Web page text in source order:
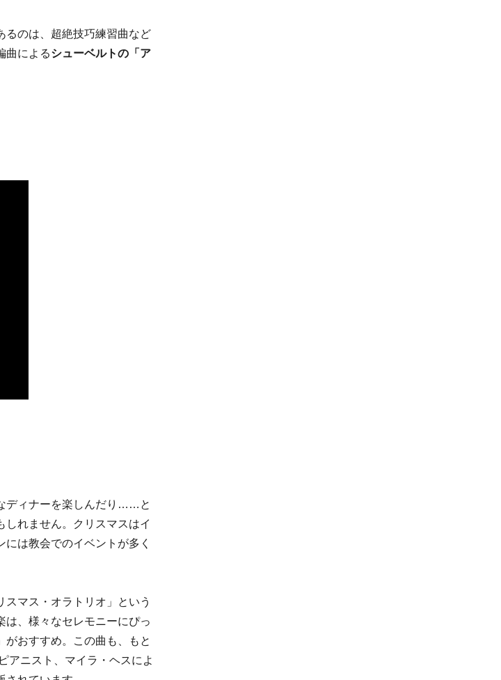
るのは、超絶技巧練習曲など
曲によるシューベルトの「ア
ディナーを楽しんだり……と
れません。クリスマスはイ
は教会でのイベントが多く
マス・オラトリオ」という
は、様々なセレモニーにぴっ
がおすすめ。この曲も、もと
アニスト、マイラ・ヘスによ